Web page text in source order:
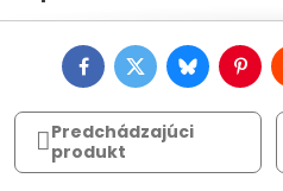
FacebookTwitterBluesky
Predchádzajúci
produkt